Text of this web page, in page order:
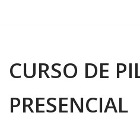
contenido
CURSO DE
PRESENCIAL